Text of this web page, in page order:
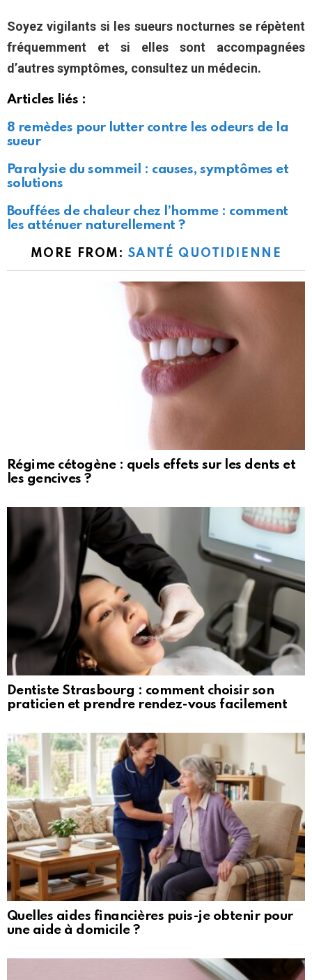
Soyez vigilants si les sueurs nocturnes se répètent
fréquemment et si elles sont accompagnées
d’autres symptômes, consultez un médecin.
Articles liés :
8 remèdes pour lutter contre les odeurs de la
sueur
Paralysie du sommeil : causes, symptômes et
solutions
Bouffées de chaleur chez l’homme : comment
les atténuer naturellement ?
MORE FROM: SANTÉ QUOTIDIENNE
Régime cétogène : quels effets sur les dents et
les gencives ?
Dentiste Strasbourg : comment choisir son
praticien et prendre rendez-vous facilement
Quelles aides financières puis-je obtenir pour
une aide à domicile ?